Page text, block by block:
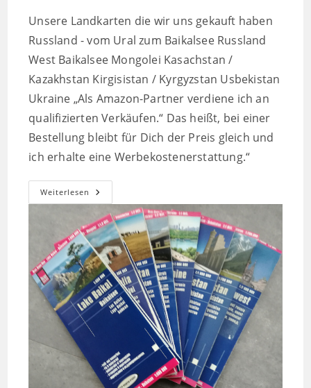
Unsere Landkarten die wir uns gekauft haben
Russland - vom Ural zum Baikalsee Russland
West Baikalsee Mongolei Kasachstan /
Kazakhstan Kirgisistan / Kyrgyzstan Usbekistan
Ukraine „Als Amazon-Partner verdiene ich an
qualifizierten Verkäufen.“ Das heißt, bei einer
Bestellung bleibt für Dich der Preis gleich und
ich erhalte eine Werbekostenerstattung.“
Weiterlesen Landkarten
Asien